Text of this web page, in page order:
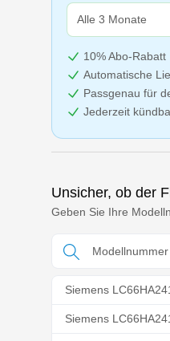
10% Abo-Rabatt
Automatische
Passgenau für
Jederzeit
Unsicher, ob der
Geben Sie Ihre
Siemens
Siemens